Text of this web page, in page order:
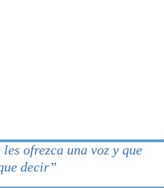
ofrezca una voz y que
decir”